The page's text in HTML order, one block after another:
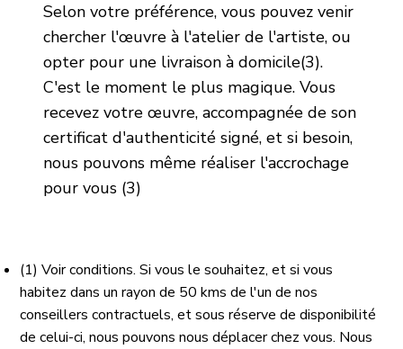
Selon votre préférence, vous pouvez venir
chercher l'œuvre à l'atelier de l'artiste, ou
opter pour une livraison à domicile(3).
C'est le moment le plus magique. Vous
recevez votre œuvre, accompagnée de son
certificat d'authenticité signé, et si besoin,
nous pouvons même réaliser l'accrochage
pour vous (3)
(1) Voir conditions. Si vous le souhaitez, et si vous
habitez dans un rayon de 50 kms de l'un de nos
conseillers contractuels, et sous réserve de disponibilité
de celui-ci, nous pouvons nous déplacer chez vous. Nous